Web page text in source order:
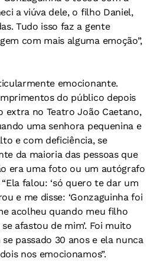
a viúva dele, o filho Daniel,
Tudo isso faz a gente
com mais alguma emoção”,
emocionante.
do público depois
extra no Teatro João Caetano,
uma senhora pequenina e
e com deficiência, se
da maioria das pessoas que
era uma foto ou um autógrafo
falou: ‘só quero te dar um
e me disse: ‘Gonzaguinha foi
acolheu quando meu filho
afastou de mim’. Foi muito
passado 30 anos e ela nunca
nos emocionamos”.